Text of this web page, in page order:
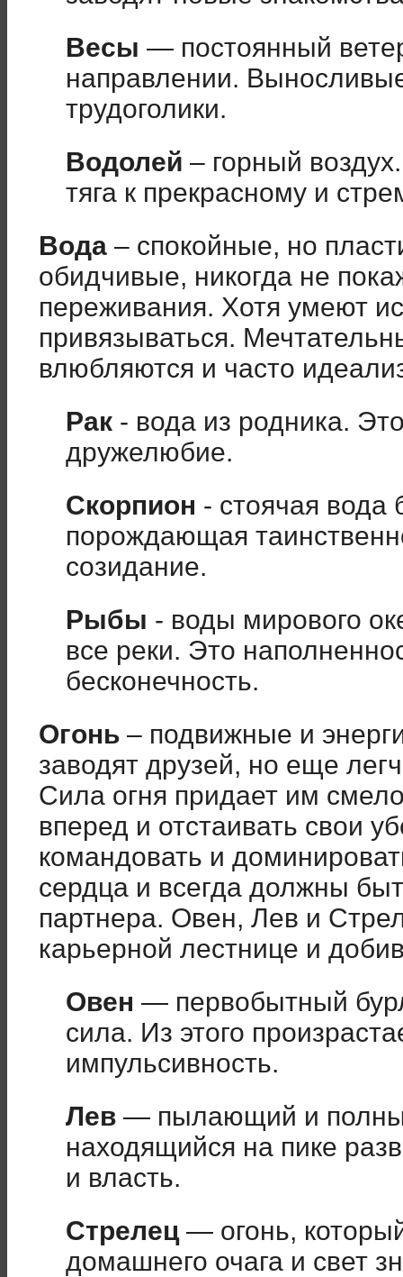
Весы — постоянный
направлении.
трудоголики.
Водолей – горный
тяга к прекрасному и
Вода – спокойные, но
обидчивые, никогда не
переживания. Хотя умеют
привязываться.
влюбляются и часто
Рак - вода из родника.
дружелюбие.
Скорпион - стоячая вода
порождающая
созидание.
Рыбы - воды мирового
все реки. Это
бесконечность.
Огонь – подвижные и
заводят друзей, но еще
Сила огня придает им
вперед и отстаивать свои
командовать и
сердца и всегда должны
партнера. Овен, Лев и
карьерной лестнице и
Овен — первобытный
сила. Из этого
импульсивность.
Лев — пылающий и
находящийся на пике
и власть.
Стрелец — огонь,
домашнего очага и свет